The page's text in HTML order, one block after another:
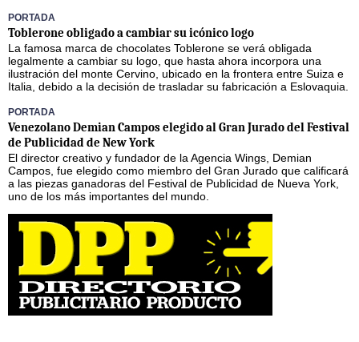
PORTADA
Toblerone obligado a cambiar su icónico logo
La famosa marca de chocolates Toblerone se verá obligada
legalmente a cambiar su logo, que hasta ahora incorpora una
ilustración del monte Cervino, ubicado en la frontera entre Suiza e
Italia, debido a la decisión de trasladar su fabricación a Eslovaquia.
PORTADA
Venezolano Demian Campos elegido al Gran Jurado del Festival
de Publicidad de New York
El director creativo y fundador de la Agencia Wings, Demian
Campos, fue elegido como miembro del Gran Jurado que calificará
a las piezas ganadoras del Festival de Publicidad de Nueva York,
uno de los más importantes del mundo.